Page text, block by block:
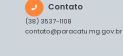
Contato
(38) 3537-1108
contato@paracatu.mg.gov.br